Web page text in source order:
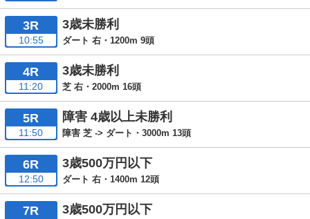
3R
10:55
3歳未勝利
ダート 右・1200m 9頭
4R
11:20
3歳未勝利
芝 右・2000m 16頭
5R
11:50
障害 4歳以上未勝利
障害 芝 -> ダート・3000m 13頭
6R
12:50
3歳500万円以下
ダート 右・1400m 12頭
7R 3歳500万円以下